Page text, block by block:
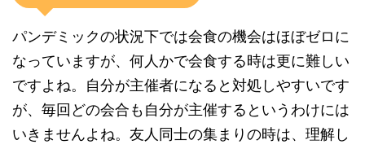
パンデミックの状況下では会食の機会はほぼゼロに
なっていますが、何人かで会食する時は更に難しい
ですよね。自分が主催者になると対処しやすいです
が、毎回どの会合も自分が主催するというわけには
いきませんよね。友人同士の集まりの時は、理解し